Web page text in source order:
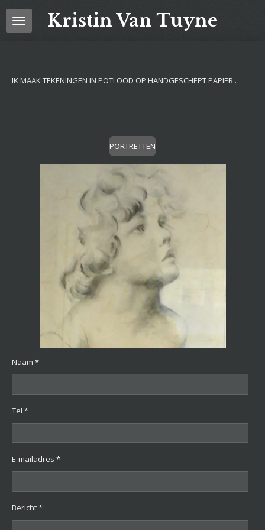
Ga
direct
Kristin Van Tuyne
IK MAAK TEKENINGEN IN POTLOOD OP HANDGESCHEPT PAPIER .
PORTRETTEN
Naam *
Tel *
E-mailadres *
Bericht *